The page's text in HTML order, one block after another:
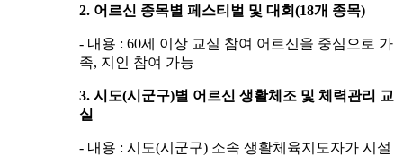
2. 어르신 종목별 페스티벌 및 대회(18개 종목)
- 내용 : 60세 이상 교실 참여 어르신을 중심으로 가
족, 지인 참여 가능
3. 시도(시군구)별 어르신 생활체조 및 체력관리 교
실
- 내용 : 시도(시군구) 소속 생활체육지도자가 시설